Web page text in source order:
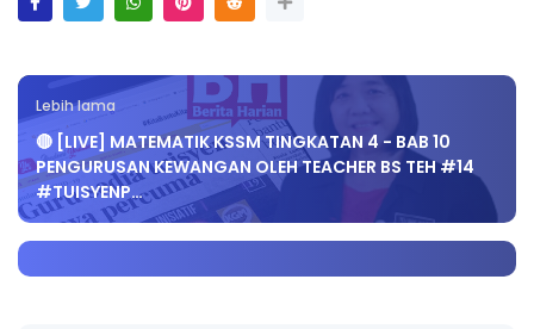
Lebih lama
🔴 [LIVE] MATEMATIK KSSM TINGKATAN 4 - BAB 10
PENGURUSAN KEWANGAN OLEH TEACHER BS TEH #14
#TUISYENP…